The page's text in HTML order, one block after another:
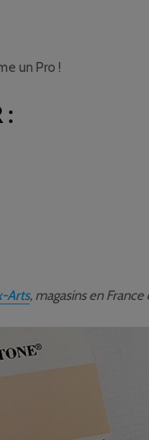
un Pro !
:
Arts, magasins en